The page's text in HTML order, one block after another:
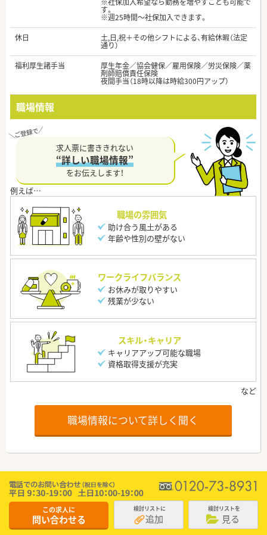
す。
※週25時間～社保加入できます。
休日
土,日,祝＋その他シフトによる、有給休暇（法定
通り）
福利厚生諸手当
厚生年金／協会健保／雇用保険／労災保険／薬
剤師賠償責任保険
夜間手当（18時以降は時給300円アップ）
職場情報
求人票に書ききれない
“詳しい職場情報”
をお伝えします！
職場の雰囲気
助け合う風土がある
年齢や性別の壁がない
ワークライフバランス
お休みが取りやすい
残業が少ない
スキル・キャリア
キャリアアップ可能な職場
資格取得支援が充実
職場情報について詳しく聞く
この求人に
問い合わせる
検討リストに
追加
検討リストを
見る